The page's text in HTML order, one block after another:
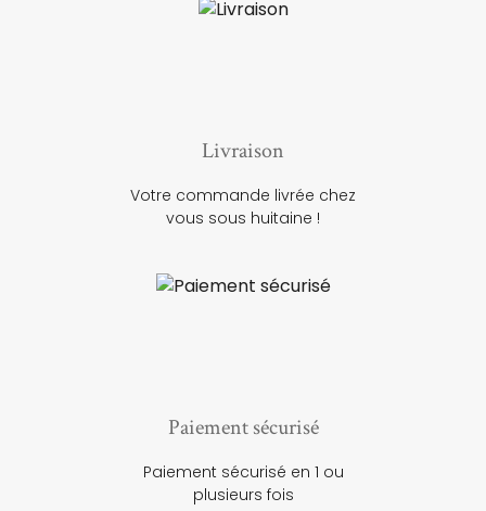
Livraison
Votre commande livrée chez
vous sous huitaine !
Paiement sécurisé
Paiement sécurisé en 1 ou
plusieurs fois